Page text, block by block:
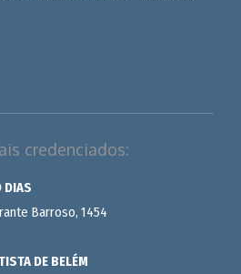
credenciados:
DIAS
Barroso, 1454
DE BELÉM